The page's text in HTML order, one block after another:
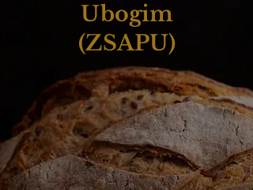
Ubogim
(ZSAPU)